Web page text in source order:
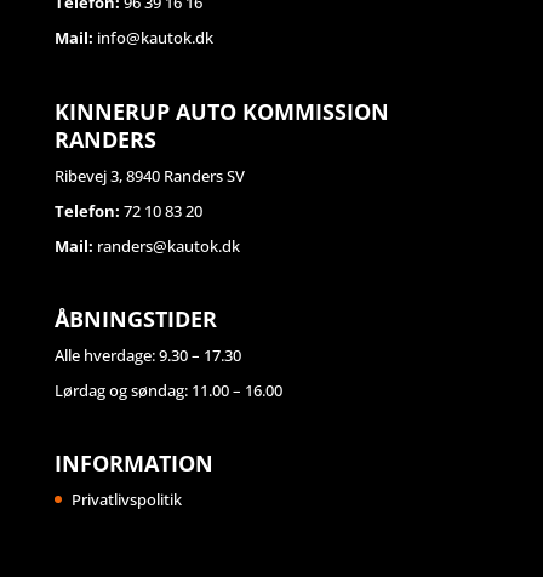
Mail: info@kautok.dk
KINNERUP AUTO KOMMISSION
RANDERS
Ribevej 3, 8940 Randers SV
Telefon: 72 10 83 20
Mail: randers@kautok.dk
ÅBNINGSTIDER
Alle hverdage: 9.30 – 17.30
Lørdag og søndag: 11.00 – 16.00
INFORMATION
Privatlivspolitik